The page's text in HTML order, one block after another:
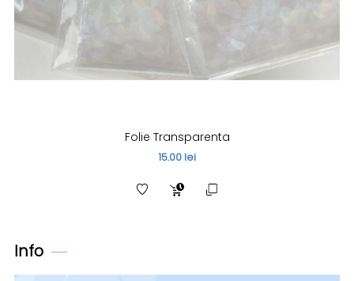
Folie Transparenta
15.00 lei
Info